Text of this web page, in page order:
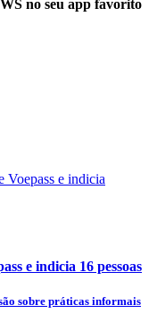
no seu app favorito
e indicia 16 pessoas
sobre práticas informais